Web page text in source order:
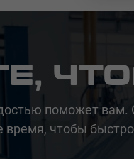
поможет вам.
чтобы